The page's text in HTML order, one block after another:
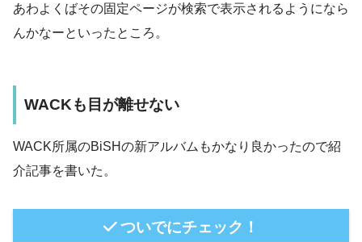
あわよくばその固定ページが検索で表示されるようになら
んかなーといったところ。
WACKも目が離せない
WACK所属のBiSHの新アルバムもかなり良かったので紹
介記事を書いた。
ついでにチェック！